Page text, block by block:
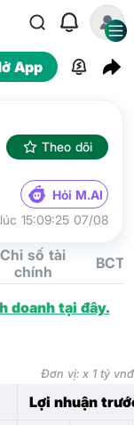
App
Theo dõi
Hỏi M.AI
15:09:25 07/08
Chỉ số tài
chính
BCTC
doanh tại đây.
Đơn vị: x 1 tỷ vnđ
Lợi nhuận